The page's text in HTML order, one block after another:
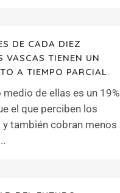
DE CADA DIEZ
VASCAS TIENEN UN
A TIEMPO PARCIAL.
medio de ellas es un 19%
el que perciben los
y también cobran menos